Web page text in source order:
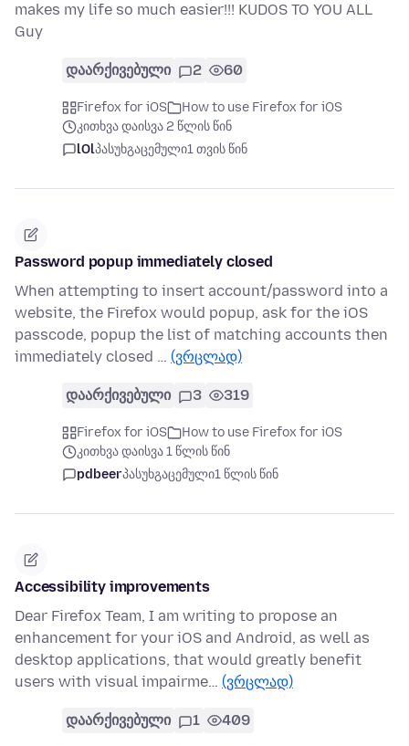
makes my life so much easier!!! KUDOS TO YOU ALL
Guy
დაარქივებული 2 60
Firefox for iOS
How to use Firefox for iOS
კითხვა დაისვა 2 წლის წინ
lOlპასუხგაცემული1 თვის წინ
Password popup immediately closed
When attempting to insert account/password into a
website, the Firefox would popup, ask for the iOS
passcode, popup the list of matching accounts then
immediately closed … (ვრცლად)
დაარქივებული 3 319
Firefox for iOS
How to use Firefox for iOS
კითხვა დაისვა 1 წლის წინ
pdbeerპასუხგაცემული1 წლის წინ
Accessibility improvements
Dear Firefox Team, I am writing to propose an
enhancement for your iOS and Android, as well as
desktop applications, that would greatly benefit
users with visual impairme… (ვრცლად)
დაარქივებული 1 409